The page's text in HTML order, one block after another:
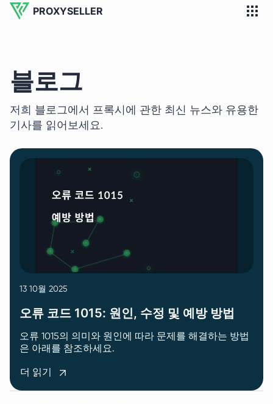
PROXYSELLER
블로그
저희 블로그에서 프록시에 관한 최신 뉴스와 유용한
기사를 읽어보세요.
13 10월 2025
오류 코드 1015: 원인, 수정 및 예방 방법
오류 1015의 의미와 원인에 따라 문제를 해결하는 방법
은 아래를 참조하세요.
더 읽기